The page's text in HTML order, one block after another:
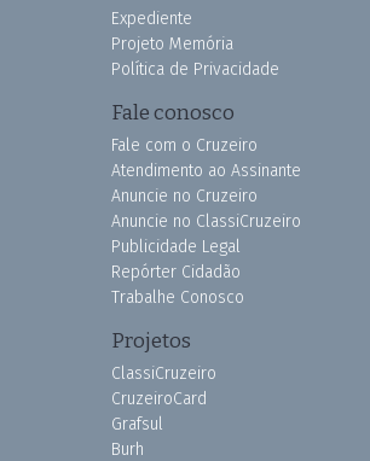
Expediente
Projeto Memória
Política de Privacidade
Fale conosco
Fale com o Cruzeiro
Atendimento ao Assinante
Anuncie no Cruzeiro
Anuncie no ClassiCruzeiro
Publicidade Legal
Repórter Cidadão
Trabalhe Conosco
Projetos
ClassiCruzeiro
CruzeiroCard
Grafsul
Burh